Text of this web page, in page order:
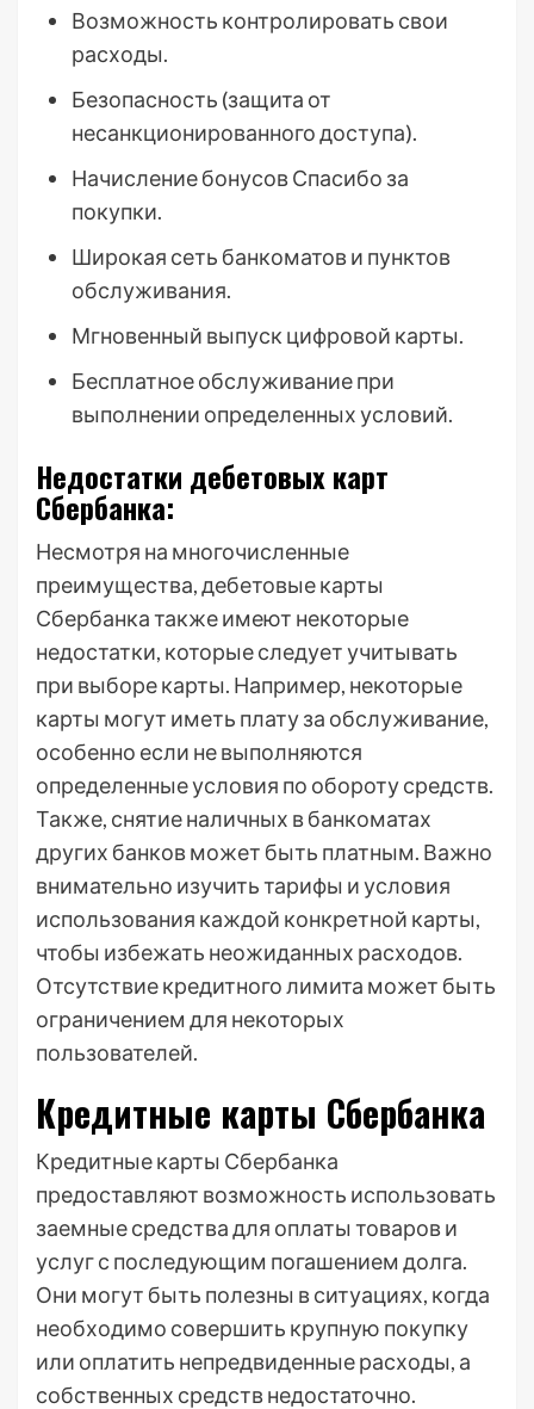
Возможность контролировать свои
расходы.
Безопасность (защита от
несанкционированного доступа).
Начисление бонусов Спасибо за
покупки.
Широкая сеть банкоматов и пунктов
обслуживания.
Мгновенный выпуск цифровой карты.
Бесплатное обслуживание при
выполнении определенных условий.
Недостатки дебетовых карт
Сбербанка:
Несмотря на многочисленные
преимущества, дебетовые карты
Сбербанка также имеют некоторые
недостатки, которые следует учитывать
при выборе карты. Например, некоторые
карты могут иметь плату за обслуживание,
особенно если не выполняются
определенные условия по обороту средств.
Также, снятие наличных в банкоматах
других банков может быть платным. Важно
внимательно изучить тарифы и условия
использования каждой конкретной карты,
чтобы избежать неожиданных расходов.
Отсутствие кредитного лимита может быть
ограничением для некоторых
пользователей.
Кредитные карты Сбербанка
Кредитные карты Сбербанка
предоставляют возможность использовать
заемные средства для оплаты товаров и
услуг с последующим погашением долга.
Они могут быть полезны в ситуациях, когда
необходимо совершить крупную покупку
или оплатить непредвиденные расходы, а
собственных средств недостаточно.